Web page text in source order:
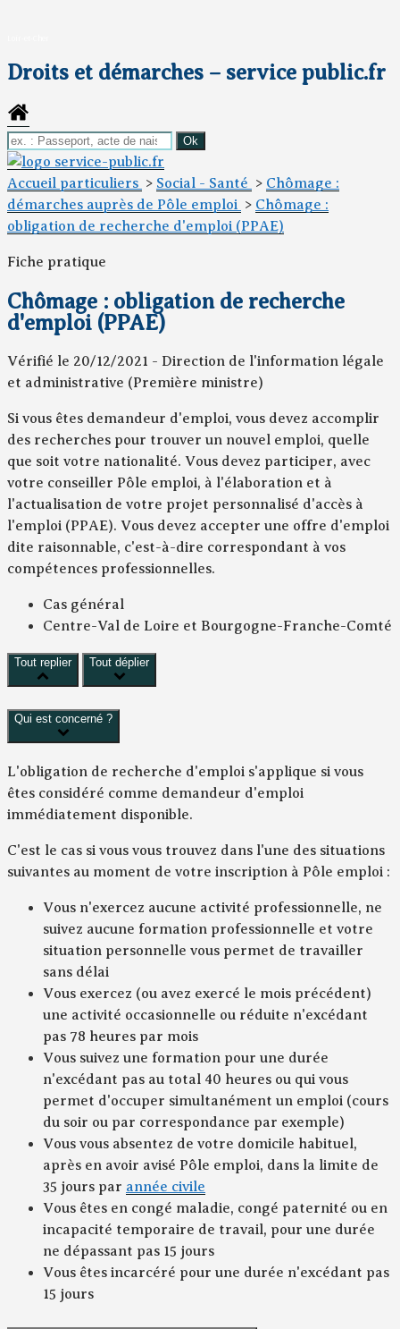
Droits et démarches – service public.fr
Accueil particuliers > Social - Santé > Chômage :
démarches auprès de Pôle emploi > Chômage :
obligation de recherche d'emploi (PPAE)
Fiche pratique
Chômage : obligation de recherche
d'emploi (PPAE)
Vérifié le 20/12/2021 - Direction de l'information légale
et administrative (Première ministre)
Si vous êtes demandeur d'emploi, vous devez accomplir
des recherches pour trouver un nouvel emploi, quelle
que soit votre nationalité. Vous devez participer, avec
votre conseiller Pôle emploi, à l'élaboration et à
l'actualisation de votre projet personnalisé d'accès à
l'emploi (PPAE). Vous devez accepter une offre d'emploi
dite raisonnable, c'est-à-dire correspondant à vos
compétences professionnelles.
Cas général
Centre-Val de Loire et Bourgogne-Franche-Comté
Tout replier Tout déplier
Qui est concerné ?
L'obligation de recherche d'emploi s'applique si vous
êtes considéré comme demandeur d'emploi
immédiatement disponible.
C'est le cas si vous vous trouvez dans l'une des situations
suivantes au moment de votre inscription à Pôle emploi :
Vous n'exercez aucune activité professionnelle, ne
suivez aucune formation professionnelle et votre
situation personnelle vous permet de travailler
sans délai
Vous exercez (ou avez exercé le mois précédent)
une activité occasionnelle ou réduite n'excédant
pas 78 heures par mois
Vous suivez une formation pour une durée
n'excédant pas au total 40 heures ou qui vous
permet d'occuper simultanément un emploi (cours
du soir ou par correspondance par exemple)
Vous vous absentez de votre domicile habituel,
après en avoir avisé Pôle emploi, dans la limite de
35 jours par année civile
Vous êtes en congé maladie, congé paternité ou en
incapacité temporaire de travail, pour une durée
ne dépassant pas 15 jours
Vous êtes incarcéré pour une durée n'excédant pas
15 jours